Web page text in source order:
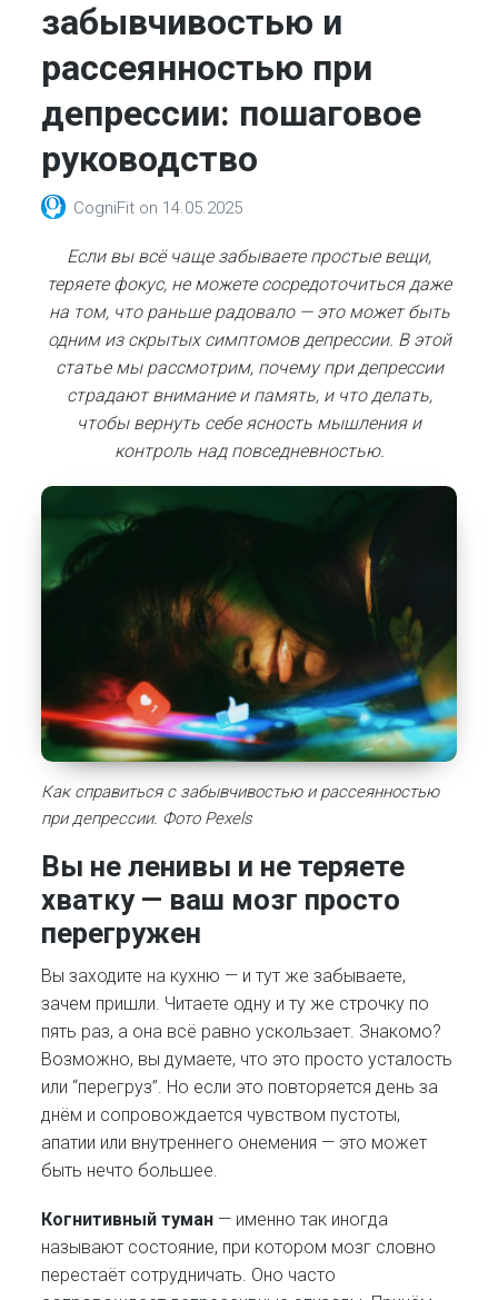
забывчивостью и
рассеянностью при
депрессии: пошаговое
руководство
CogniFit on 14.05.2025
Если вы всё чаще забываете простые вещи,
теряете фокус, не можете сосредоточиться даже
на том, что раньше радовало — это может быть
одним из скрытых симптомов депрессии. В этой
статье мы рассмотрим, почему при депрессии
страдают внимание и память, и что делать,
чтобы вернуть себе ясность мышления и
контроль над повседневностью.
Как справиться с забывчивостью и рассеянностью
при депрессии. Фото Pexels
Вы не ленивы и не теряете
хватку — ваш мозг просто
перегружен
Вы заходите на кухню — и тут же забываете,
зачем пришли. Читаете одну и ту же строчку по
пять раз, а она всё равно ускользает. Знакомо?
Возможно, вы думаете, что это просто усталость
или “перегруз”. Но если это повторяется день за
днём и сопровождается чувством пустоты,
апатии или внутреннего онемения — это может
быть нечто большее.
Когнитивный туман — именно так иногда
называют состояние, при котором мозг словно
перестаёт сотрудничать. Оно часто